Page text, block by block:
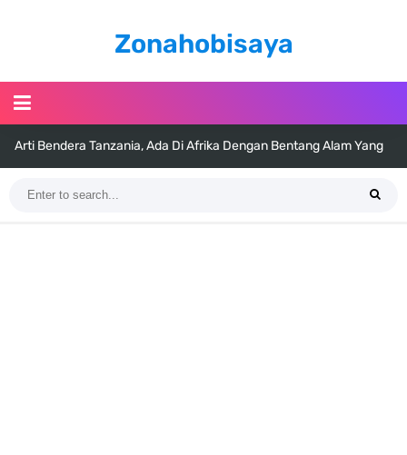
Zonahobisaya
Arti Bendera Tanzania, Ada Di Afrika Dengan Bentang Alam Yang